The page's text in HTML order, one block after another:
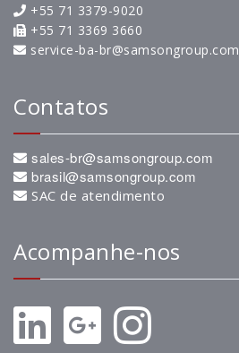
+55 71 3379-9020
+55 71 3369 3660
service-ba-br@samsongroup.com
Contatos
sales-br@samsongroup.com
brasil@samsongroup.com
SAC de atendimento
Acompanhe-nos